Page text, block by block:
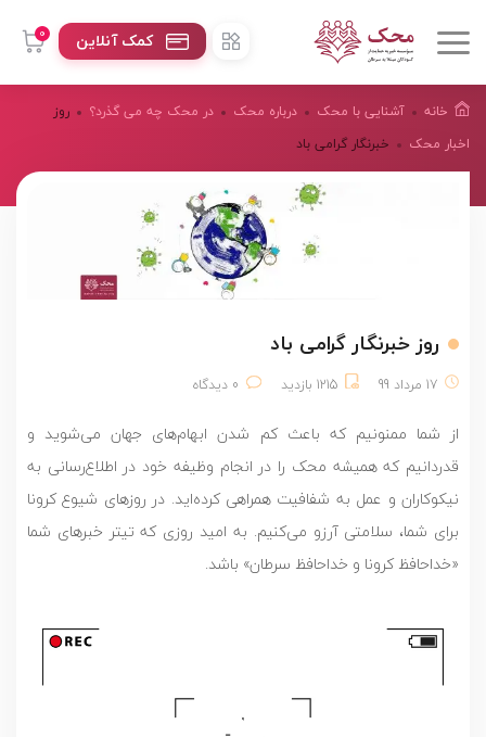
0 کمک آنلاین
خانه آشنایی با محک درباره محک
در محک چه می گذرد؟
اخبار محک
روز
خبرنگار گرامی باد
روز خبرنگار گرامی باد
17 مرداد 99 1215 بازدید 0 دیدگاه
از شما ممنونیم كه باعث كم شدن ابهام‌های جهان می‌شوید و
قدردانیم كه هميشه محک را در انجام وظيفه خود در اطلاع‌رسانی به
نیکوکاران و عمل به شفافيت همراهى كرده‌اید. در روزهای شيوع كرونا
برای شما، سلامتی آرزو می‌کنیم. به اميد روزى كه تيتر خبرهاى شما
«خداحافظ كرونا و خداحافظ سرطان» باشد.
نمایشگر